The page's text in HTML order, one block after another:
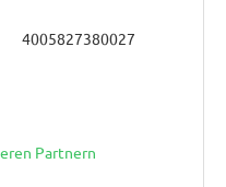
4005827380027
Partnern